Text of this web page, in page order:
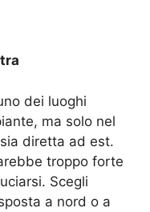
dei luoghi
ma solo nel
diretta ad est.
troppo forte
Scegli
a nord o a